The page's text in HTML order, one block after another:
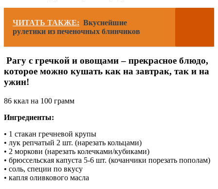
ЧИТАТЬ ТАКЖЕ: Вкуснейшие
рулетики из печеночных блинчиков
Рагу с гречкой и овощами – прекрасное блюдо,
которое можно кушать как на завтрак, так и на
ужин!
86 ккал на 100 грамм
Ингредиенты:
• 1 стакан гречневой крупы
• лук репчатый 2 шт. (нарезать кольцами)
• 2 моркови (нарезать колечками/кубиками)
• брюссельская капуста 5-6 шт. (кочанчики порезать пополам)
• соль, специи по вкусу
• капля оливкового масла